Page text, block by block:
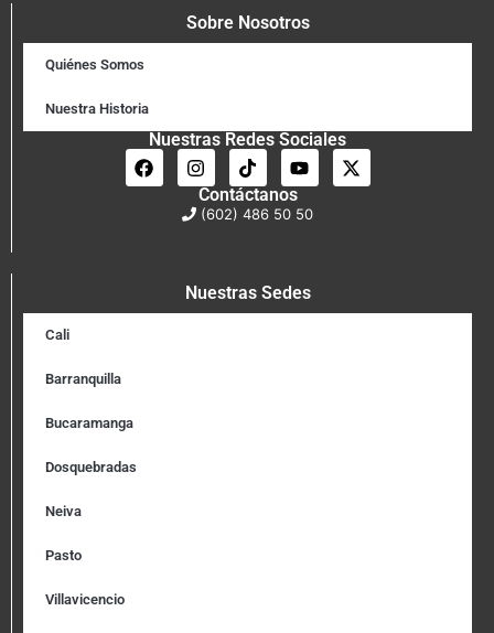
Sobre Nosotros
Quiénes Somos
Nuestra Historia
Nuestras Redes Sociales
Contáctanos
(602) 486 50 50
Nuestras Sedes
Cali
Barranquilla
Bucaramanga
Dosquebradas
Neiva
Pasto
Villavicencio